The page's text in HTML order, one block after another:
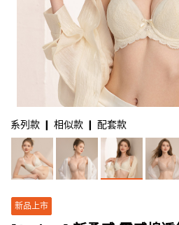
系列款 ❙ 相似款 ❙ 配套款
新品上市